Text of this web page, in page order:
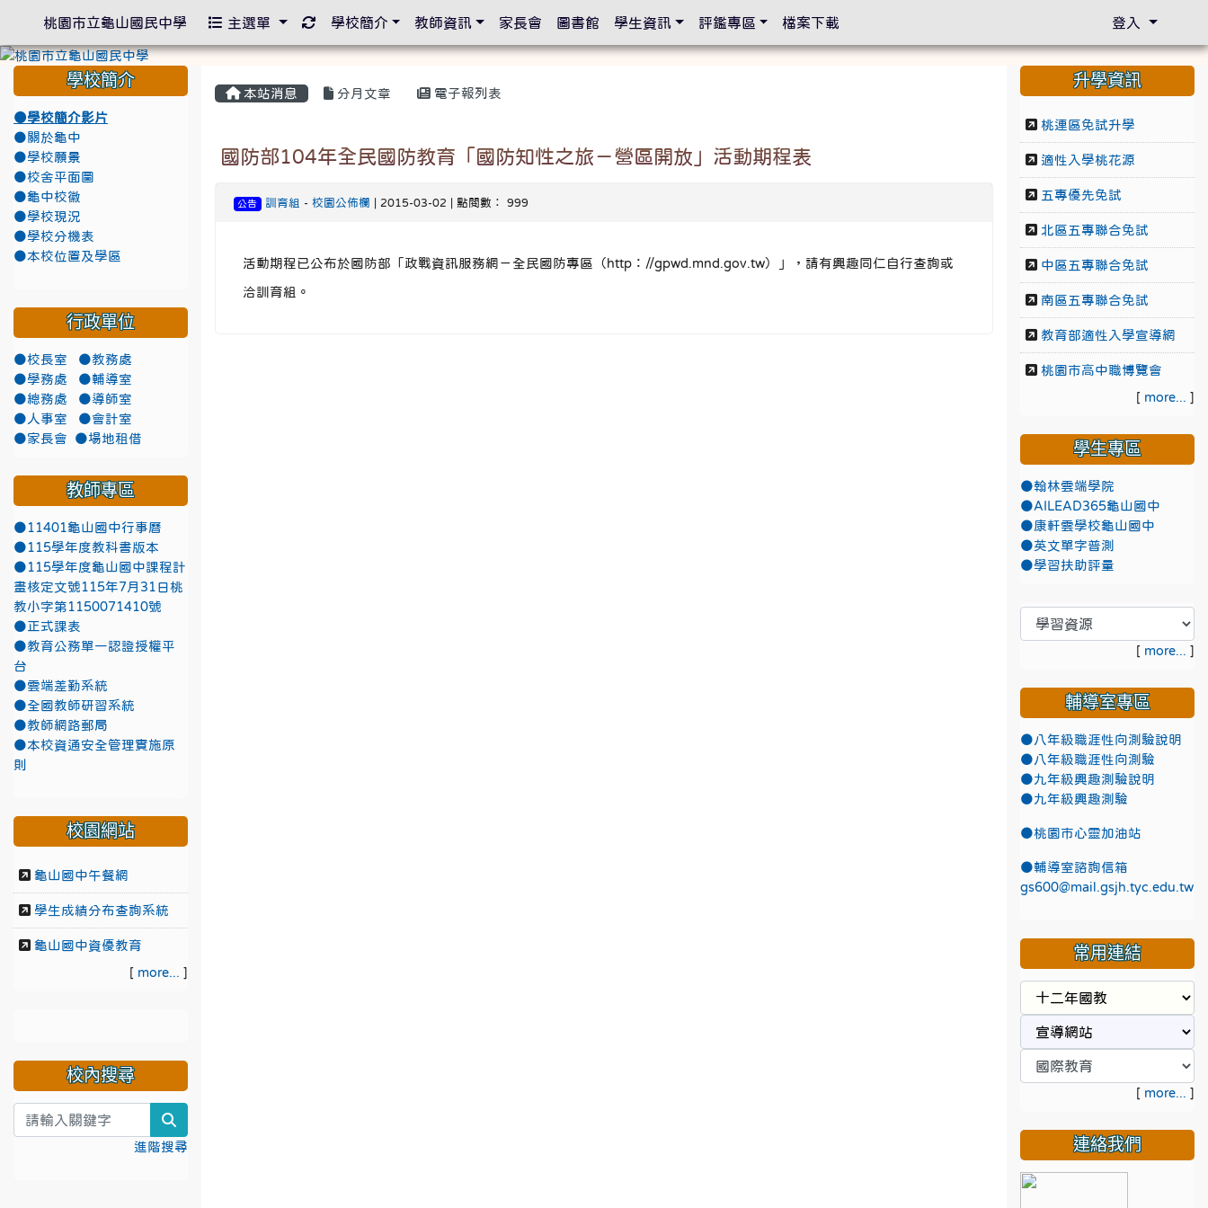
本站消息 分月文章 電子報列表
國防部104年全民國防教育「國防知性之旅－營區開放」活動期程表
公告 訓育組 - 校園公佈欄 | 2015-03-02 | 點閱數： 999
活動期程已公布於國防部「政戰資訊服務網－全民國防專區（http：//gpwd.mnd.gov.tw）」，請有興趣同仁自行查詢或
洽訓育組。
學校簡介
●學校簡介影片
●關於龜中
●學校願景
●校舍平面圖
●龜中校徽
●學校現況
●學校分機表
●本校位置及學區
行政單位
●校長室
●教務處
●學務處
●輔導室
●總務處
●導師室
●人事室
●會計室
●家長會
●場地租借
教師專區
●11401龜山國中行事曆
●115學年度教科書版本
●115學年度龜山國中課程計
畫核定文號115年7月31日桃
教小字第1150071410號
●正式課表
●教育公務單一認證授權平
台
●雲端差勤系統
●全國教師研習系統
●教師網路郵局
●本校資通安全管理實施原
則
校園網站
龜山國中午餐網
學生成績分布查詢系統
龜山國中資優教育
[ more... ]
校內搜尋
進階搜尋
升學資訊
桃連區免試升學
適性入學桃花源
五專優先免試
北區五專聯合免試
中區五專聯合免試
南區五專聯合免試
教育部適性入學宣導網
桃園市高中職博覽會
[ more... ]
學生專區
●翰林雲端學院
●AILEAD365龜山國中
●康軒雲學校龜山國中
●英文單字普測
●學習扶助評量
[ more... ]
輔導室專區
●八年級職涯性向測驗說明
●八年級職涯性向測驗
●九年級興趣測驗說明
●九年級興趣測驗
●桃園市心靈加油站
●輔導室諮詢信箱
gs600@mail.gsjh.tyc.edu.tw
常用連結
[ more... ]
連絡我們
桃園市立龜山國民中學 主選單 重新取得佈景設定
學校簡介 教師資訊 家長會 圖書館 學生資訊 評鑑專區 檔案下載 登入